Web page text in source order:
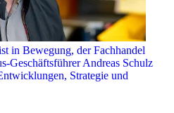
in Bewegung, der Fachhandel
Geschäftsführer Andreas Schulz
Strategie und